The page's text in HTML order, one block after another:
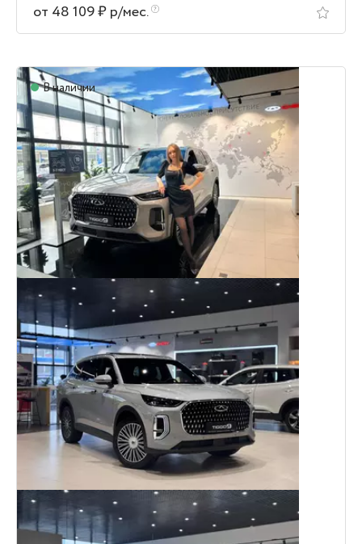
от 48 109 ₽ р/мес.
В наличии